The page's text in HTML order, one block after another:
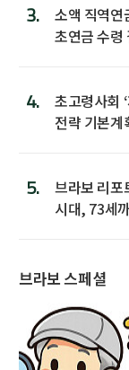
3.
소액 직역연
초연금 수령
4.
초고령사회
전략 기본계
5.
브라보 리포
시대, 73세
브라보 스페셜